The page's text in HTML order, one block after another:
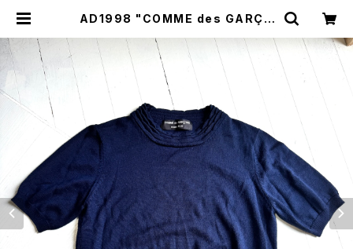
AD1998 "COMME des GARÇO
t | HAR DNAL